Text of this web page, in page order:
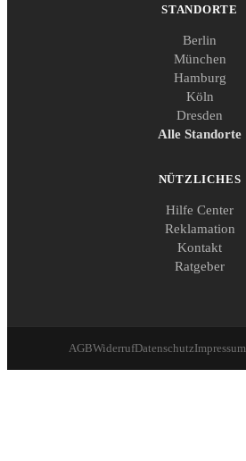
STANDORTE
Berlin
München
Hamburg
Köln
Dresden
Alle Standorte
NÜTZLICHES
Hilfe Center
Reklamation
Kontakt
Ratgeber
AGBWiderrufDatenschutzImpressum